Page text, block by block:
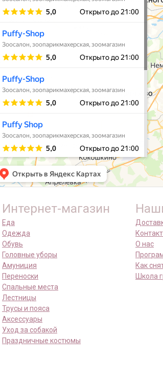
Интернет-магазин
Еда
Одежда
Обувь
Головные уборы
Амуниция
Переноски
Спальные места
Лестницы
Трусы и пояса
Аксессуары
Уход за собакой
Праздничные костюмы
О нас
Как
Школа